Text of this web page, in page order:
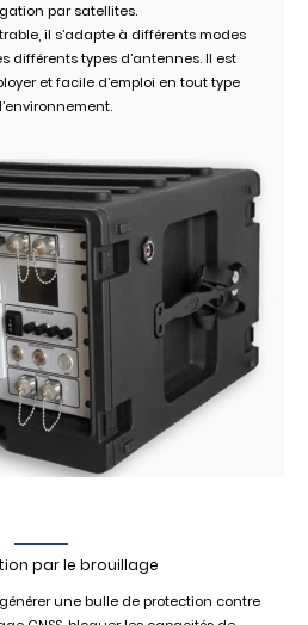
par satellites.
il s’adapte à différents modes
différents types d’antennes. Il est
et facile d’emploi en tout type
par le brouillage
générer une bulle de protection contre